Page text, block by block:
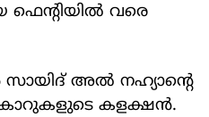
വരെ
അല്‍ നഹ്യാന്റെ
കളക്ഷന്‍.